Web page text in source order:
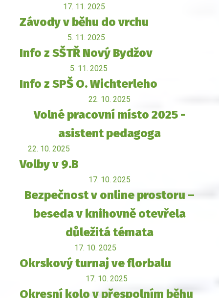
17. 11. 2025
Závody v běhu do vrchu
5. 11. 2025
Info z SŠTŘ Nový Bydžov
5. 11. 2025
Info z SPŠ O. Wichterleho
22. 10. 2025
Volné pracovní místo 2025 -
asistent pedagoga
22. 10. 2025
Volby v 9.B
17. 10. 2025
Bezpečnost v online prostoru –
beseda v knihovně otevřela
důležitá témata
17. 10. 2025
Okrskový turnaj ve florbalu
17. 10. 2025
Okresní kolo v přespolním běhu